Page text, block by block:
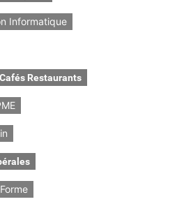
Informatique
Restaurants